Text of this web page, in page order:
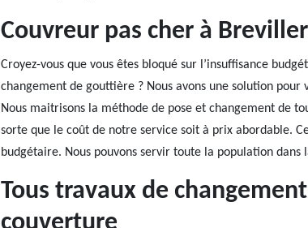
Couvreur pas cher à
Croyez-vous que vous êtes bloqué sur l’insuffisance
changement de gouttière ? Nous avons une solution
Nous maitrisons la méthode de pose et changement de
sorte que le coût de notre service soit à prix abordable.
budgétaire. Nous pouvons servir toute la population dans
Tous travaux de